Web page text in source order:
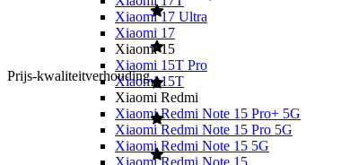
Xiaomi 17 Ultra
Xiaomi 17
Xiaomi 15
Xiaomi 15T Pro
Xiaomi 15T
Xiaomi Redmi
Xiaomi Redmi Note 15 Pro+ 5G
Xiaomi Redmi Note 15 Pro 5G
Xiaomi Redmi Note 15 5G
Xiaomi Redmi Note 15
Prijs-kwaliteitverhouding